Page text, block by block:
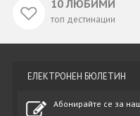
10 ЛЮБИМИ
топ дестинации
ЕЛЕКТРОНЕН БЮЛЕТИН
Абонирайте се за